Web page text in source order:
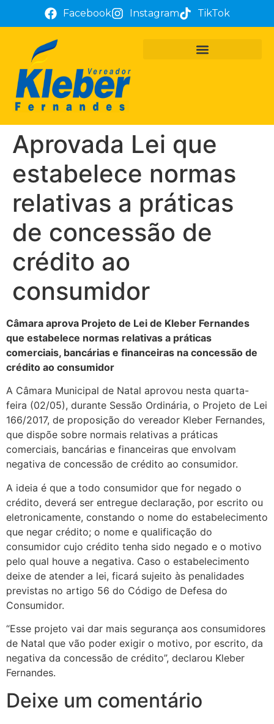
Facebook Instagram TikTok
Aprovada Lei que
estabelece normas
relativas a práticas
de concessão de
crédito ao
consumidor
Câmara aprova Projeto de Lei de Kleber Fernandes
que estabelece normas relativas a práticas
comerciais, bancárias e financeiras na concessão de
crédito ao consumidor
A Câmara Municipal de Natal aprovou nesta quarta-
feira (02/05), durante Sessão Ordinária, o Projeto de Lei
166/2017, de proposição do vereador Kleber Fernandes,
que dispõe sobre normais relativas a práticas
comerciais, bancárias e financeiras que envolvam
negativa de concessão de crédito ao consumidor.
A ideia é que a todo consumidor que for negado o
crédito, deverá ser entregue declaração, por escrito ou
eletronicamente, constando o nome do estabelecimento
que negar crédito; o nome e qualificação do
consumidor cujo crédito tenha sido negado e o motivo
pelo qual houve a negativa. Caso o estabelecimento
deixe de atender a lei, ficará sujeito às penalidades
previstas no artigo 56 do Código de Defesa do
Consumidor.
“Esse projeto vai dar mais segurança aos consumidores
de Natal que vão poder exigir o motivo, por escrito, da
negativa da concessão de crédito”, declarou Kleber
Fernandes.
Deixe um comentário